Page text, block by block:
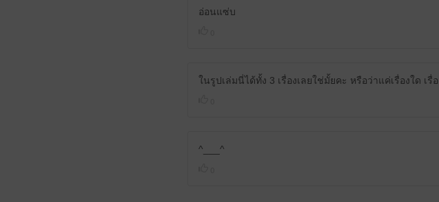
อ่อนแซ่บ
ในรูปเล่มนี่ได้ทั้ง 3 เรื่องเลยใช่มั้ยคะ หรือว่าแค่เรื่องใด เรื่
^___^